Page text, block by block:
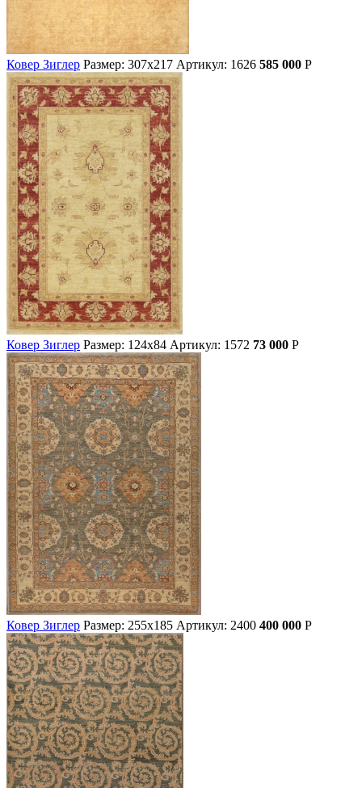
Ковер Зиглер Размер: 307х217 Артикул: 1626 585 000 Р
Ковер Зиглер Размер: 124х84 Артикул: 1572 73 000 Р
Ковер Зиглер Размер: 255х185 Артикул: 2400 400 000 Р